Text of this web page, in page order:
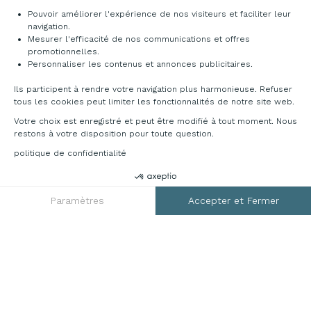
Pouvoir améliorer l'expérience de nos visiteurs et faciliter leur
navigation.
Mesurer l'efficacité de nos communications et offres
promotionnelles.
Personnaliser les contenus et annonces publicitaires.
Ils participent à rendre votre navigation plus harmonieuse. Refuser
tous les cookies peut limiter les fonctionnalités de notre site web.
Votre choix est enregistré et peut être modifié à tout moment. Nous
restons à votre disposition pour toute question.
politique de confidentialité
Paramètres Accepter et Fermer
DEMANDER UN DEVIS